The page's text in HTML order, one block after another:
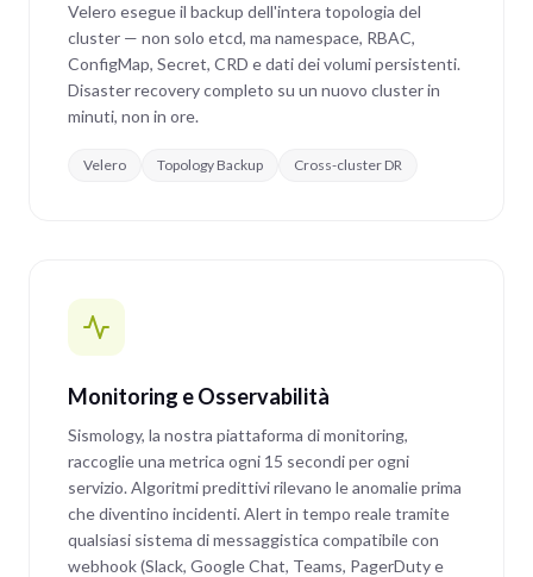
Velero esegue il backup dell'intera topologia del
cluster — non solo etcd, ma namespace, RBAC,
ConfigMap, Secret, CRD e dati dei volumi persistenti.
Disaster recovery completo su un nuovo cluster in
minuti, non in ore.
Velero Topology Backup Cross-cluster DR
Monitoring e Osservabilità
Sismology, la nostra piattaforma di monitoring,
raccoglie una metrica ogni 15 secondi per ogni
servizio. Algoritmi predittivi rilevano le anomalie prima
che diventino incidenti. Alert in tempo reale tramite
qualsiasi sistema di messaggistica compatibile con
webhook (Slack, Google Chat, Teams, PagerDuty e